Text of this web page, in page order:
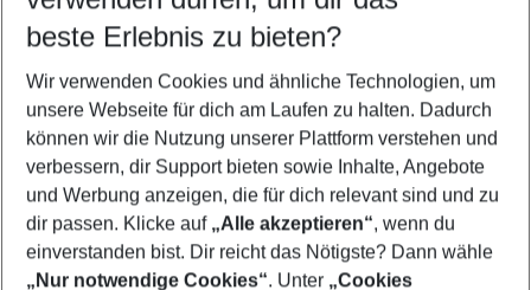
5-8 Nächte
2 Erwachsene Keine Kinder
Mehr Filter anzeigen
beste Erlebnis zu bieten?
Wir verwenden Cookies und ähnliche Technologien, um
unsere Webseite für dich am Laufen zu halten. Dadurch
können wir die Nutzung unserer Plattform verstehen und
verbessern, dir Support bieten sowie Inhalte, Angebote
und Werbung anzeigen, die für dich relevant sind und zu
dir passen. Klicke auf „Alle akzeptieren“, wenn du
einverstanden bist. Dir reicht das Nötigste? Dann wähle
„Nur notwendige Cookies“. Unter „Cookies